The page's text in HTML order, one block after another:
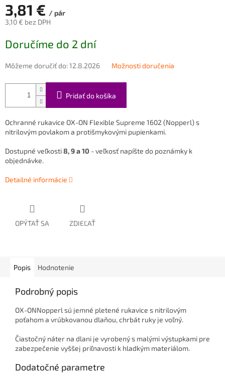
3,81 € / pár
3,10 € bez DPH
cena:
Doručíme do 2 dní
Môžeme doručiť do:12.8.2026 Možnosti doručenia
Pridať do košíka
Ochranné rukavice OX-ON Flexible Supreme 1602 (Nopperl) s
nitrilovým povlakom a protišmykovými pupienkami.
Dostupné veľkosti8, 9 a 10 - veľkosť napíšte do poznámky k
objednávke.
Detailné informácie
OPÝTAŤ SA ZDIEĽAŤ
Popis Hodnotenie
Podrobný popis
OX-ONNopperl sú jemné pletené rukavice s nitrilovým
poťahom a vrúbkovanou dlaňou, chrbát ruky je voľný.
Čiastočný náter na dlani je vyrobený s malými výstupkami pre
zabezpečenie vyššej priľnavosti k hladkým materiálom.
Dodatočné parametre